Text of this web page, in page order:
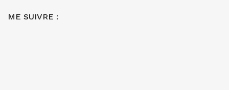
ME SUIVRE :